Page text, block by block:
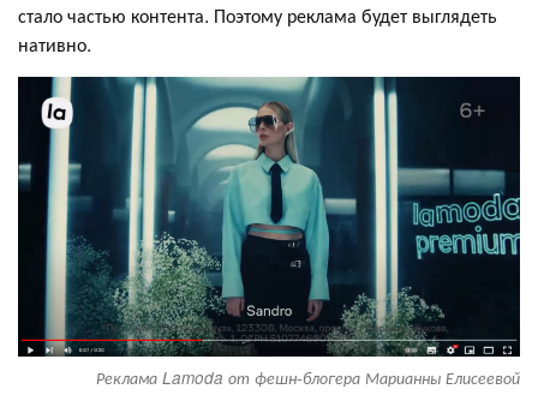
стало частью контента. Поэтому реклама будет выглядеть
нативно.
Реклама Lamoda от фешн-блогера Марианны Елисеевой